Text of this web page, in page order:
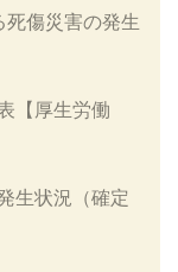
傷災害の発生
【厚生労働
生状況（確定